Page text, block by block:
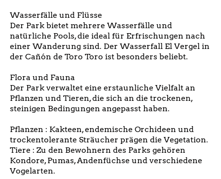
Wasserfälle und Flüsse
Der Park bietet mehrere Wasserfälle und
natürliche Pools, die ideal für Erfrischungen nach
einer Wanderung sind. Der Wasserfall El Vergel in
der Cañón de Toro Toro ist besonders beliebt.
Flora und Fauna
Der Park verwaltet eine erstaunliche Vielfalt an
Pflanzen und Tieren, die sich an die trockenen,
steinigen Bedingungen angepasst haben.
Pflanzen : Kakteen, endemische Orchideen und
trockentolerante Sträucher prägen die Vegetation.
Tiere : Zu den Bewohnern des Parks gehören
Kondore, Pumas, Andenfüchse und verschiedene
Vogelarten.